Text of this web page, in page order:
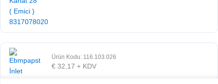
Ürün Kodu: 116.103.026
€ 32,17 + KDV